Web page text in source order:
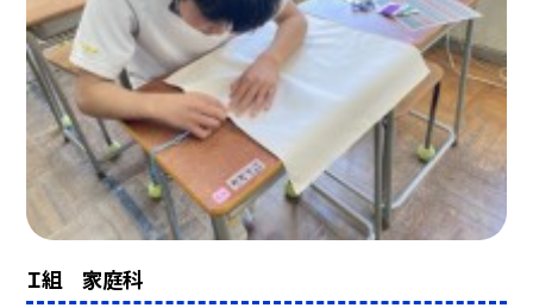
Ｉ組 家庭科